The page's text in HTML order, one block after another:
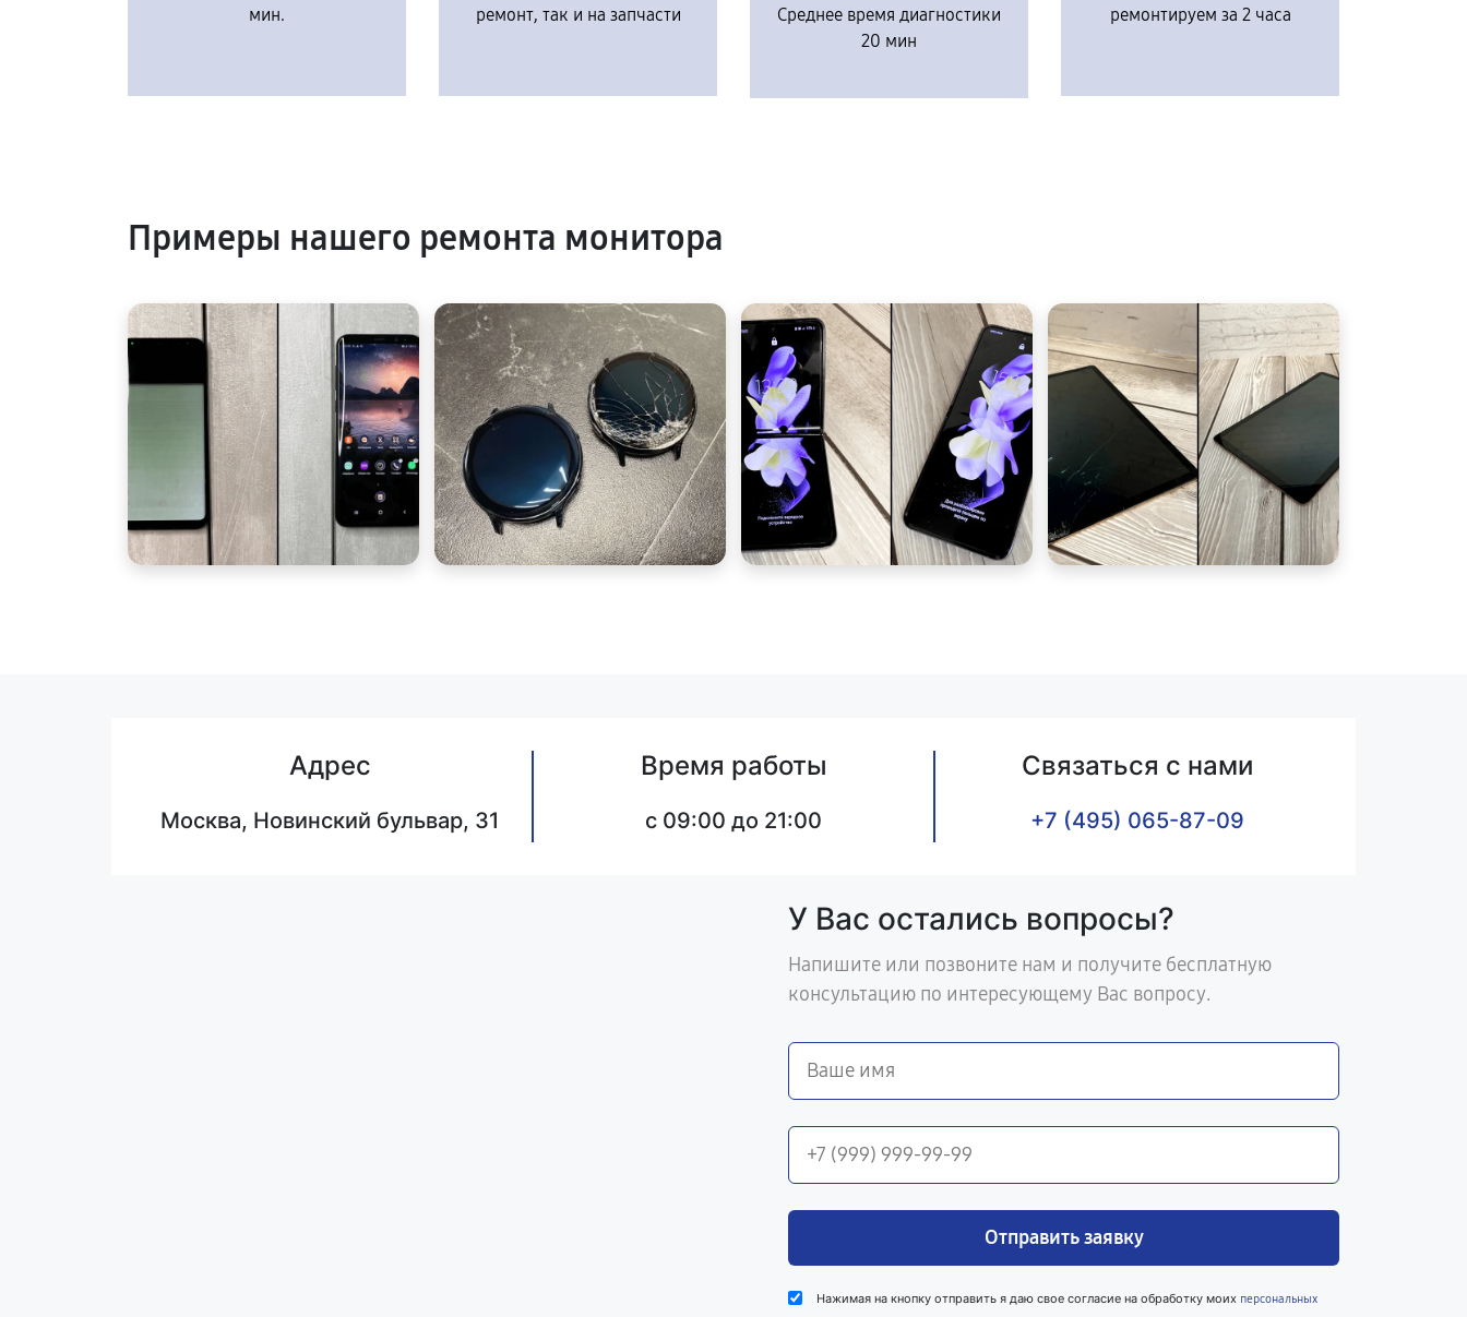
мин.
ремонт, так и на запчасти
Среднее время диагностики
20 мин
ремонтируем за 2 часа
Примеры нашего ремонта монитора
Адрес
Москва, Новинский бульвар, 31
Время работы
c 09:00 до 21:00
Связаться с нами
+7 (495) 065-87-09
У Вас остались вопросы?
Напишите или позвоните нам и получите бесплатную
консультацию по интересующему Вас вопросу.
Отправить заявку
Нажимая на кнопку отправить я даю свое согласие на обработку моих персональных